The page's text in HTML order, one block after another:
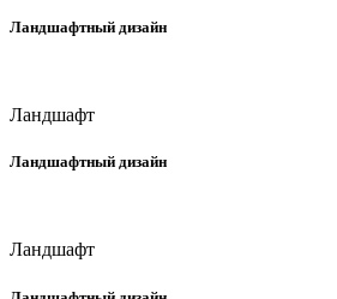
Ландшафтный дизайн
Ландшафт
Ландшафтный дизайн
Ландшафт